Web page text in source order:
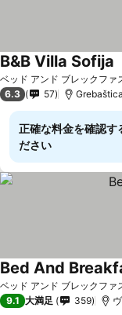
ベッド アンド ブレックファ
B&B Villa Sofija
6.3 57
正確な料金を確認す
ださい
ベッド アンド ブレックファ
Bed And
9.1 大満足 359